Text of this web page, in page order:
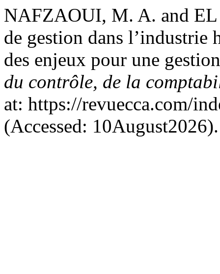
NAFZAOUI, M. A. and
de gestion dans l’industrie
des enjeux pour une
du contrôle, de la
at: https://revuecca.com/
(Accessed: 10August2026).